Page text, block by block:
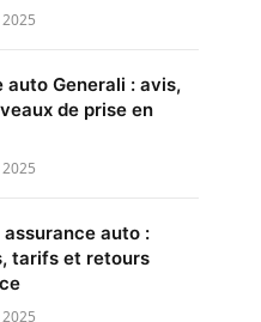
auto Generali : avis,
de prise en
assurance auto :
tarifs et retours